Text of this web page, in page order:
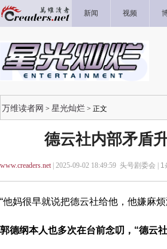
新闻 视频
万维读者网 > 星光灿烂 > 正文
德云社内部矛盾
www.creaders.net| 2025-09-02 18:49:59 头号剧委会 | 1
“他妈很早就说把德云社给他，他嫌麻烦
郭德纲本人也多次在台前念叨，“德云